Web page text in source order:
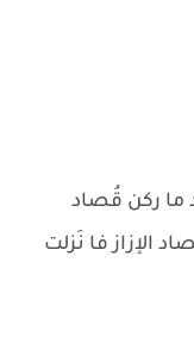
ما ركن قُصاد
الإزاز فا نَزلت